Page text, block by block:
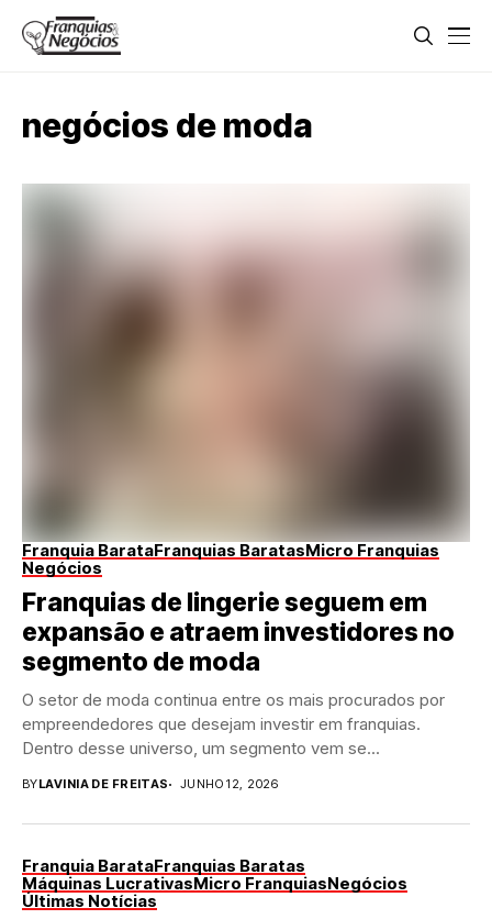
negócios de moda
Franquia BarataFranquias BaratasMicro Franquias
Negócios
Franquias de lingerie seguem em
expansão e atraem investidores no
segmento de moda
O setor de moda continua entre os mais procurados por
empreendedores que desejam investir em franquias.
Dentro desse universo, um segmento vem se...
BYLAVINIA DE FREITAS JUNHO 12, 2026
Franquia BarataFranquias Baratas
Máquinas LucrativasMicro FranquiasNegócios
Últimas Notícias